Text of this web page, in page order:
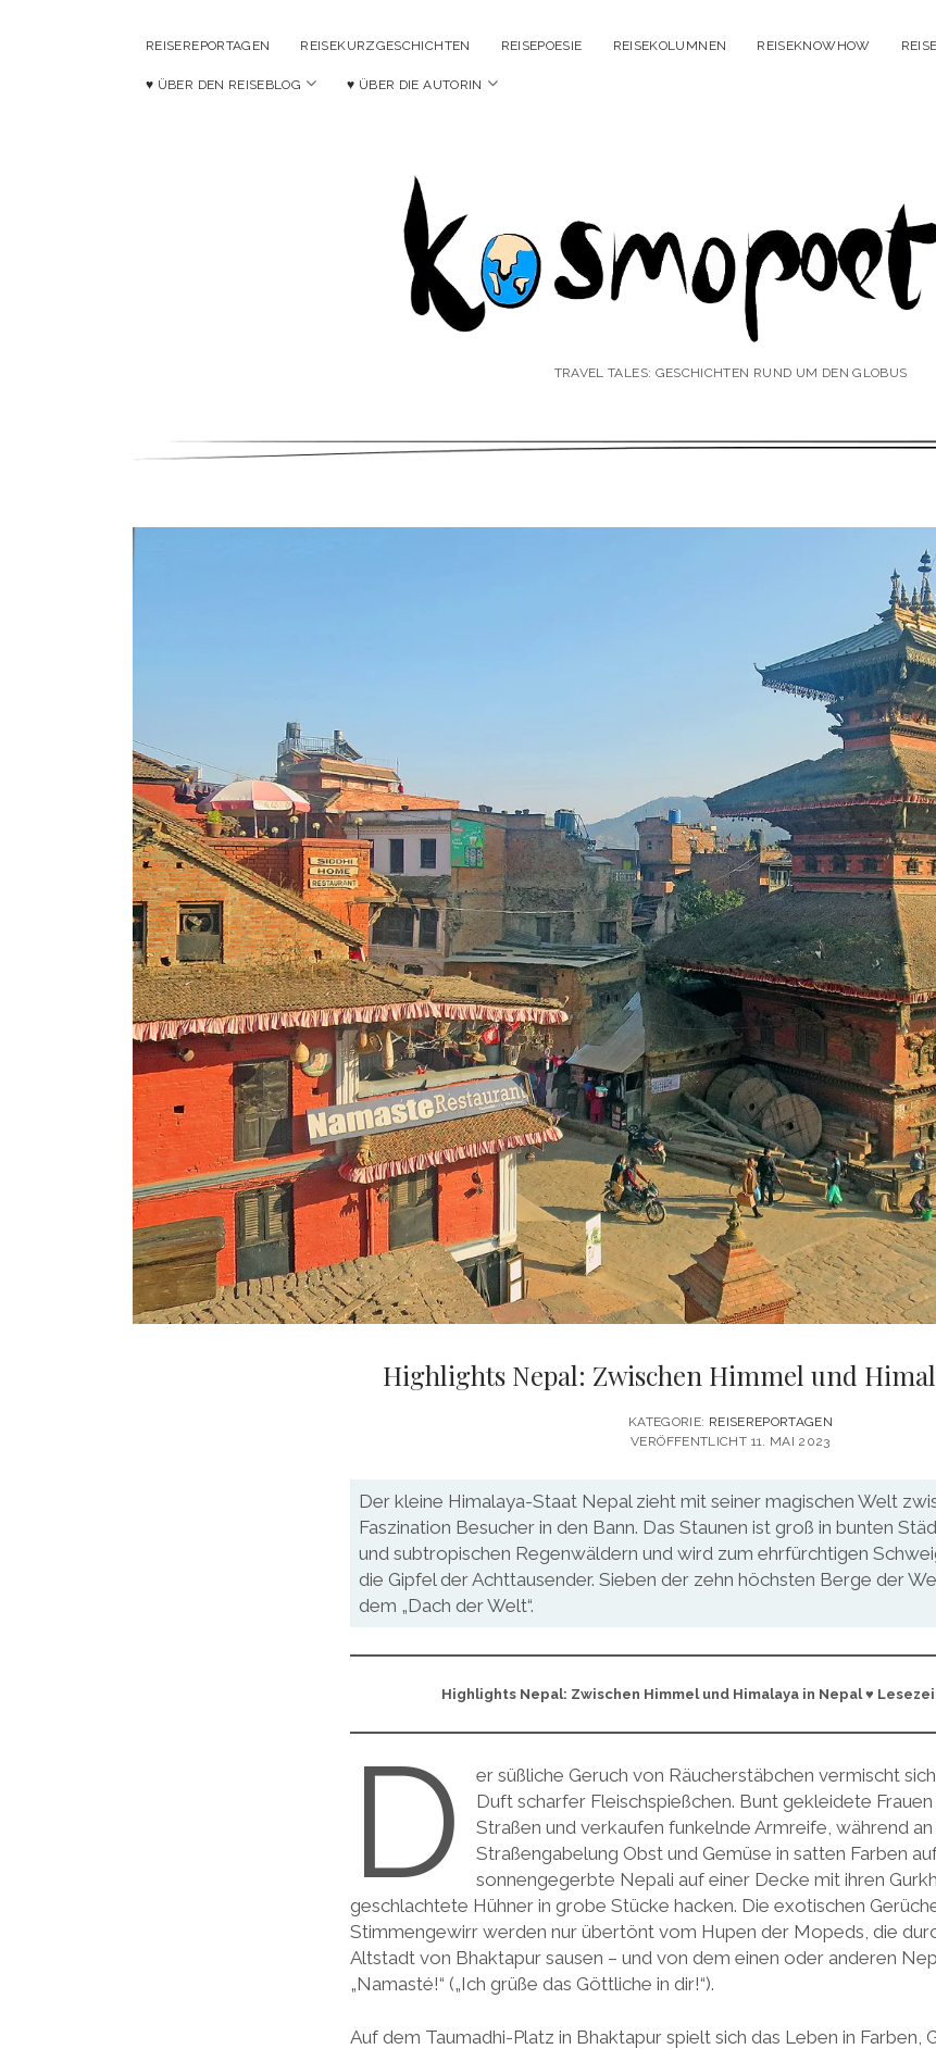
REISEREPORTAGEN REISEKURZGESCHICHTEN REISEPOESIE REISEKOLUMNEN REISEKNOWHOW
♥ ÜBER DEN REISEBLOG Menü♥ ÜBER DIE AUTORIN Menü
Kosmopoetin
TRAVEL TALES: GESCHICHTEN RUND UM DEN GLOBUS
Highlights Nepal: Zwischen Himmel und
KATEGORIE: REISEREPORTAGEN
VERÖFFENTLICHT 11. MAI 2023
Der kleine Himalaya-Staat Nepal zieht mit seiner magischen Welt
Faszination Besucher in den Bann. Das Staunen ist groß in bunten
und subtropischen Regenwäldern und wird zum ehrfürchtigen
die Gipfel der Achttausender. Sieben der zehn höchsten Berge der
dem „Dach der Welt“.
Highlights Nepal: Zwischen Himmel und Himalaya in Nepal ♥
D
er süßliche Geruch von Räucherstäbchen vermischt
Duft scharfer Fleischspießchen. Bunt gekleidete
Straßen und verkaufen funkelnde Armreife, während
Straßengabelung Obst und Gemüse in satten Farben
sonnengegerbte Nepali auf einer Decke mit ihren
geschlachtete Hühner in grobe Stücke hacken. Die exotischen
Stimmengewirr werden nur übertönt vom Hupen der Mopeds, die
Altstadt von Bhaktapur sausen – und von dem einen oder anderen
„Namasté!“ („Ich grüße das Göttliche in dir!“).
Auf dem Taumadhi-Platz in Bhaktapur spielt sich das Leben in Farben,